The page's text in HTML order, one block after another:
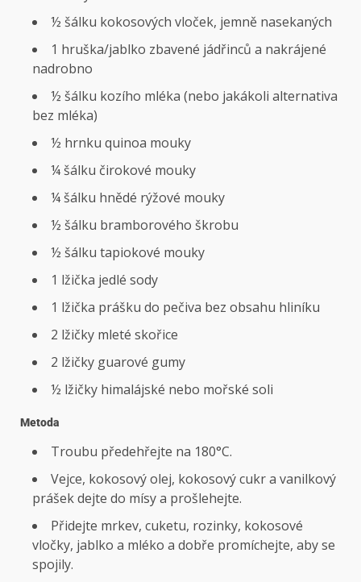
½ šálku kokosových vloček, jemně nasekaných
1 hruška/jablko zbavené jádřinců a nakrájené
nadrobno
½ šálku kozího mléka (nebo jakákoli alternativa
bez mléka)
½ hrnku quinoa mouky
¼ šálku čirokové mouky
¼ šálku hnědé rýžové mouky
½ šálku bramborového škrobu
½ šálku tapiokové mouky
1 lžička jedlé sody
1 lžička prášku do pečiva bez obsahu hliníku
2 lžičky mleté ​​skořice
2 lžičky guarové gumy
½ lžičky himalájské nebo mořské soli
Metoda
Troubu předehřejte na 180°C.
Vejce, kokosový olej, kokosový cukr a vanilkový
prášek dejte do mísy a prošlehejte.
Přidejte mrkev, cuketu, rozinky, kokosové
vločky, jablko a mléko a dobře promíchejte, aby se
spojily.